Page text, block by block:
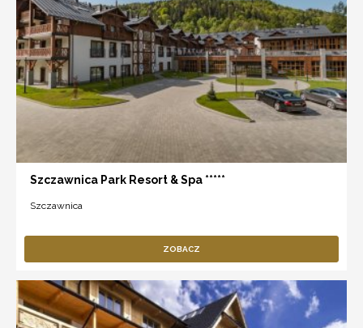
Szczawnica Park Resort & Spa *****
Szczawnica
ZOBACZ